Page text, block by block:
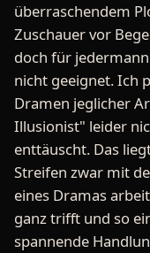
überraschendem
Zuschauer vor
doch für
nicht geeignet. Ich
Dramen jeglicher
Illusionist" leider
enttäuscht. Das
Streifen zwar mit
eines Dramas
ganz trifft und so
spannende